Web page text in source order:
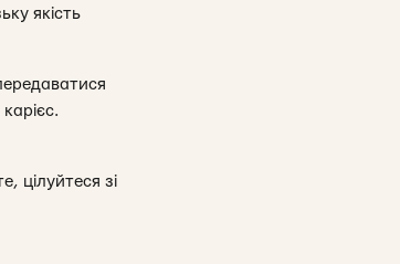
якість
цілуйтеся зі